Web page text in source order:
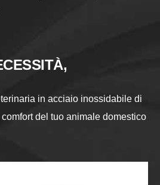
in acciaio inossidabile di
del tuo animale domestico